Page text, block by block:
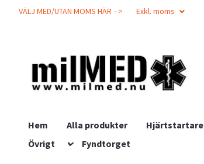
VÄLJ MED/UTAN MOMS HÄR --> Exkl. moms
Hem Alla produkter Hjärtstartare
Övrigt
Fyndtorget